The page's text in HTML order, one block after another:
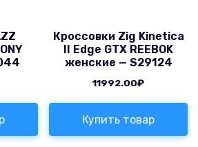
Кроссовки Zig Kinetica
II Edge GTX REEBOK
женские — S29124
11992.00₽
Купить товар